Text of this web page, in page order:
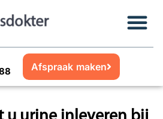
Afspraak maken